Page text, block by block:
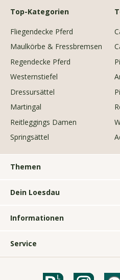
Top-Kategorien
Fliegendecke Pferd
Maulkörbe & Fressbremsen
Regendecke Pferd
Westernstiefel
Dressursättel
Martingal
Reitleggings Damen
Springsättel
Themen
Geschenke für Reiter
Fahren
Voltigieren
Ponyshop
Dein Loesdau
Bonussystem
Informationen
Service
Loesdau Sattelservice